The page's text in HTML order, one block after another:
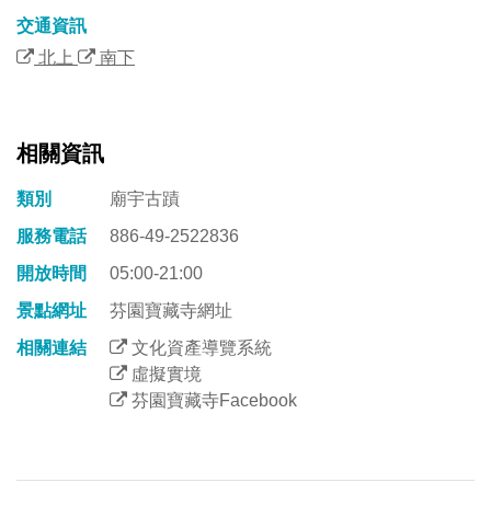
交通資訊
北上
南下
相關資訊
類別
廟宇古蹟
服務電話
886-49-2522836
開放時間
05:00-21:00
景點網址
芬園寶藏寺網址
相關連結
文化資產導覽系統
虛擬實境
芬園寶藏寺Facebook